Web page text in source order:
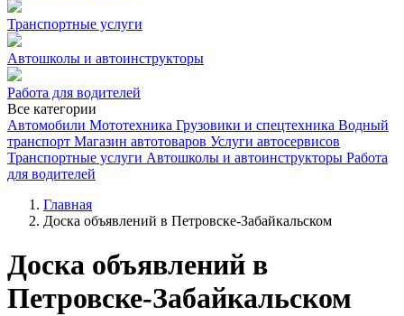
Транспортные услуги
Автошколы и автоинструкторы
Работа для водителей
Все категории
Автомобили Мототехника Грузовики и спецтехника Водный
транспорт Магазин автотоваров Услуги автосервисов
Транспортные услуги Автошколы и автоинструкторы Работа
для водителей
Главная
Доска объявлений в Петровске-Забайкальском
Доска объявлений в
Петровске-Забайкальском